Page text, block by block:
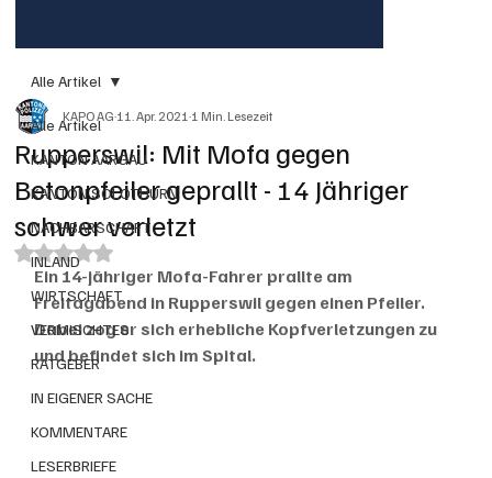
Alle Artikel
KANTON AARGAU
KANTON SOLOTHURN
NACHBARSCHAFT
INLAND
WIRTSCHAFT
VERMISCHTES
RATGEBER
IN EIGENER SACHE
KOMMENTARE
LESERBRIEFE
Alle Artikel
Rupperswil: Mit Mofa gegen
Betonpfeiler geprallt - 14 Jähriger
schwer verletzt
KAPO AG11. Apr. 20211 Min. Lesezeit
Mit NaN von 5 Sternen bewertet.
Ein 14-jähriger Mofa-Fahrer prallte am
Freitagabend in Rupperswil gegen einen Pfeiler.
Dabei zog er sich erhebliche Kopfverletzungen zu
und befindet sich im Spital.